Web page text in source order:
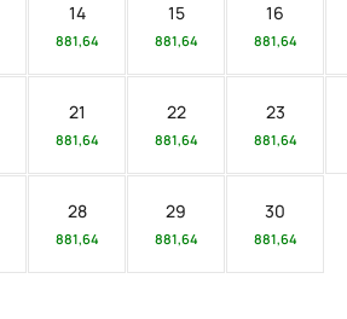
14
881,64
15
881,64
16
881,64
21
881,64
22
881,64
23
881,64
28
881,64
29
881,64
30
881,64